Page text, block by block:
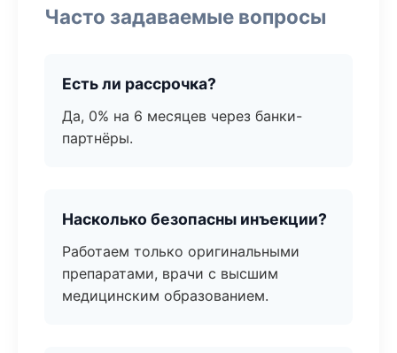
Часто задаваемые вопросы
Есть ли рассрочка?
Да, 0% на 6 месяцев через банки-
партнёры.
Насколько безопасны инъекции?
Работаем только оригинальными
препаратами, врачи с высшим
медицинским образованием.